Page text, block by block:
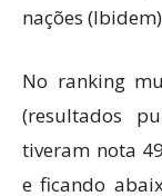
nações
No ranking
(resultados
tiveram nota
e ficando